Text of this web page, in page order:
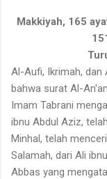
Makkiyah, 165
Al-Aufi, Ikrimah, dan
bahwa surat Al-
Imam Tabrani
ibnu Abdul Aziz,
Minhal, telah
Salamah, dari Ali
Abbas yang